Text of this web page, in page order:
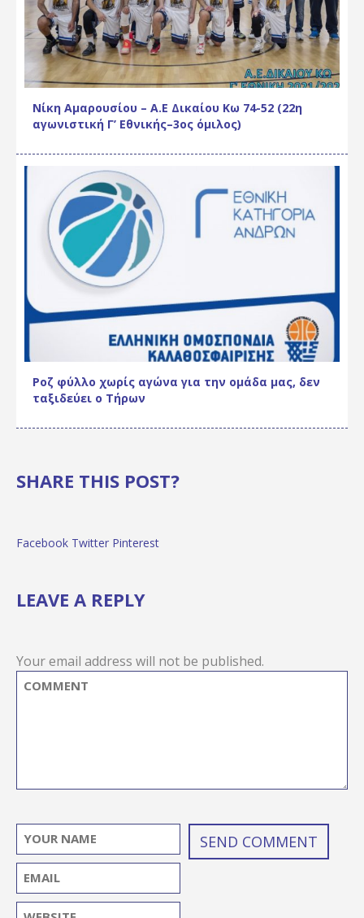
Νίκη Αμαρουσίου – Α.Ε Δικαίου Κω 74-52 (22η
αγωνιστική Γ’ Εθνικής–3ος όμιλος)
Ροζ φύλλο χωρίς αγώνα για την ομάδα μας, δεν
ταξιδεύει ο Τήρων
SHARE THIS POST?
Facebook Twitter Pinterest
LEAVE A REPLY
Your email address will not be published.